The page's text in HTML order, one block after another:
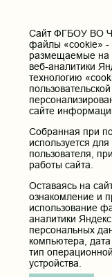
Дополнительное
интересы пациентов.
День единых
жизни»
15.09.2025 18:18
деканы
приглашенных
и образования,
2 3 4 5 6
Cайт ФГБОУ ВО
файлы «cookie» -
размещаемые на
веб-аналитики
технологию
сайте
Собранная при
используется
пользователя,
работы сайта.
Оставаясь на
ознакомление и
использование
аналитики
персональных
компьютера,
тип
устройства.